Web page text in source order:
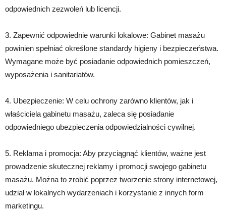
odpowiednich zezwoleń lub licencji.
3. Zapewnić odpowiednie warunki lokalowe: Gabinet masażu
powinien spełniać określone standardy higieny i bezpieczeństwa.
Wymagane może być posiadanie odpowiednich pomieszczeń,
wyposażenia i sanitariatów.
4. Ubezpieczenie: W celu ochrony zarówno klientów, jak i
właściciela gabinetu masażu, zaleca się posiadanie
odpowiedniego ubezpieczenia odpowiedzialności cywilnej.
5. Reklama i promocja: Aby przyciągnąć klientów, ważne jest
prowadzenie skutecznej reklamy i promocji swojego gabinetu
masażu. Można to zrobić poprzez tworzenie strony internetowej,
udział w lokalnych wydarzeniach i korzystanie z innych form
marketingu.